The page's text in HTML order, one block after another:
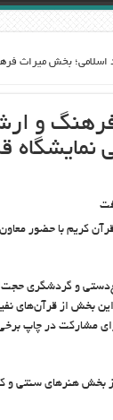
بخش میراث
و
کریم با حضور
و گردشگری
بخش از قرآن‌های
مشارکت در چاپ
بخش هنرهای سنتی و